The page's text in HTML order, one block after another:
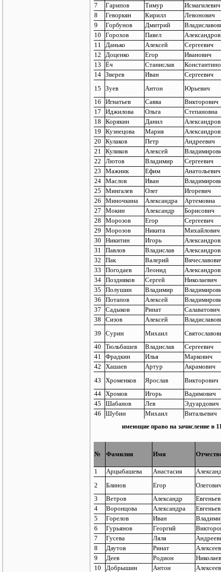
7 Гарипов Тимур
Исмагилевич
8
Геворкян Кирилл
Левонович
9
Горбунов Дмитрий
10
Горохов Павел
11
Данько Алексей
Сергеевич
12
Доценко Егор
Иванович
13
Ёч Станислав
14 Зверев Иван
Сергеевич
15
Зуев Антон
Юрьевич
16
Игнатьев Савва
Викторович
17
Иджилова Ольга
Степановна
18
Корякин Данил
19
Кузнецова Мария
20
Кулаков Петр
Андреевич
21
Куликов Алексей
22
Лютов Владимир
Сергеевич
23
Мажник Ефим
Анатольевич
24 Маслов Иван
25
Мингалев Олег
Игоревич
26
Миночкина Александра
Артемовна
27
Мокин Александр
Борисович
28
Морозов Егор
Сергеевич
29
Морозов Никита
Михайлович
30
Никитин Игорь
31
Павлов Владислав
32
Пак Валерий
33
Погодаев Леонид
34 Поздняков Сергей
Николаевич
35
Полушин Владимир
36
Потапов Алексей
37
Садыков Ринат
Салаватович
38
Сизов Алексей
39
Сурин Михаил
40
Тюльбашев Владислав
Сергеевич
41
Фрадкин Илья
Маркович
42
Хашаев Артур
Акрамович
43
Хроменков Ярослав
Викторович
44 Хромов Игорь
Вадимович
45
Шабанов Лев
Эдуардович
46
Шубин Михаил
Витальевич
имеющие право на зачисление в
№ Фамилия Имя
1 Арцыбашева Анастасия
2
Блинов Егор
3
Ветров Александр
4
Воронцова Александра
5
Горелов Иван
6
Гурьянов Георгий
7
Гусева Ляля
8
Даутов Ринат
9
Деев Родион
10
Добрышин Антон